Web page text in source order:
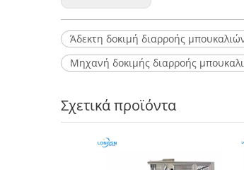
Άδεκτη δοκιμή διαρροής
Μηχανή δοκιμής διαρροής
Σχετικά προϊόντα